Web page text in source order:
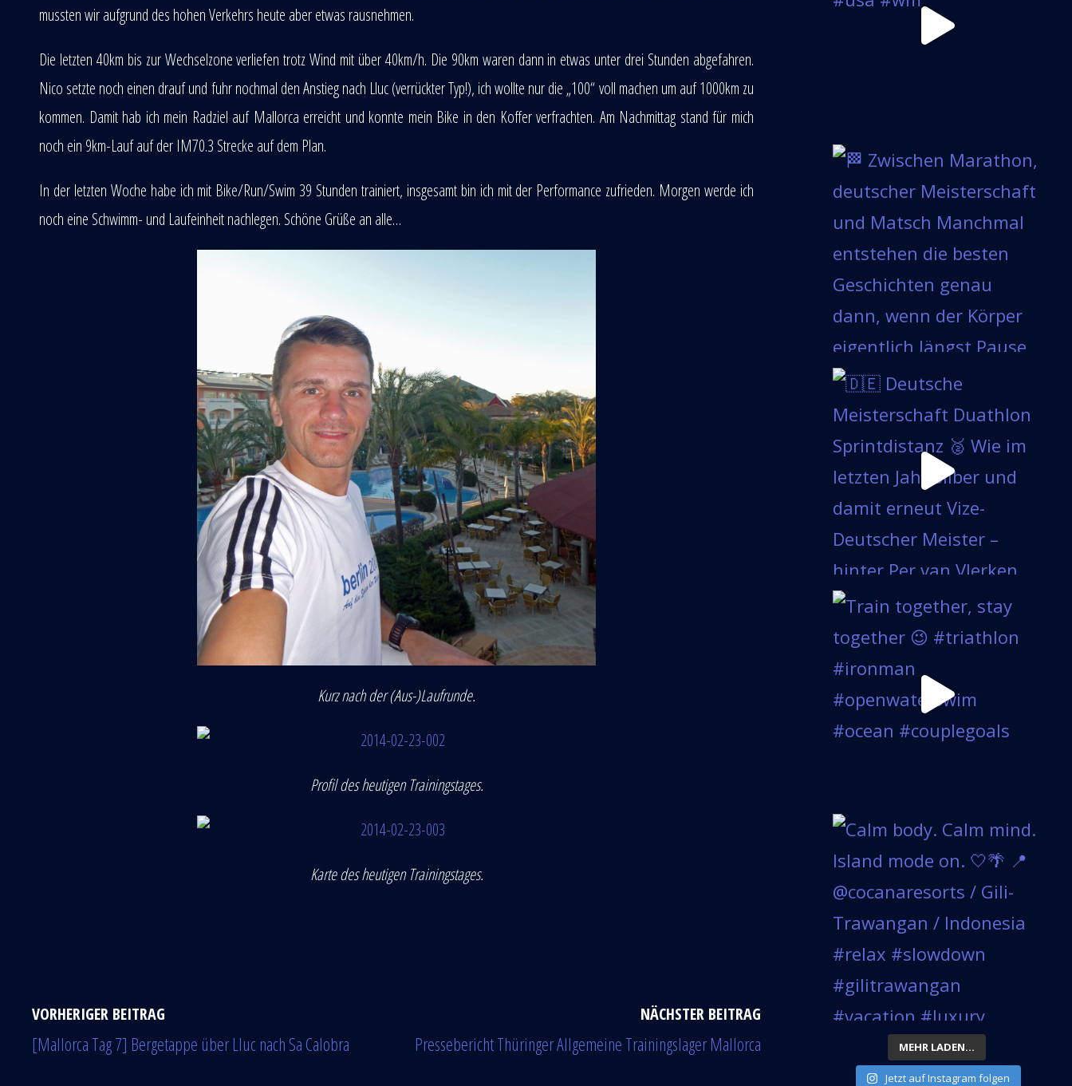
mussten wir aufgrund des hohen Verkehrs heute aber etwas rausnehmen.
Die letzten 40km bis zur Wechselzone verliefen trotz Wind mit über 40km/h. Die 90km waren dann in etwas unter drei Stunden abgefahren.
Nico setzte noch einen drauf und fuhr nochmal den Anstieg nach Lluc (verrückter Typ!), ich wollte nur die „100“ voll machen um auf 1000km zu
kommen. Damit hab ich mein Radziel auf Mallorca erreicht und konnte mein Bike in den Koffer verfrachten. Am Nachmittag stand für mich
noch ein 9km-Lauf auf der IM70.3 Strecke auf dem Plan.
In der letzten Woche habe ich mit Bike/Run/Swim 39 Stunden trainiert, insgesamt bin ich mit der Performance zufrieden. Morgen werde ich
noch eine Schwimm- und Laufeinheit nachlegen. Schöne Grüße an alle…
Kurz nach der (Aus-)Laufrunde.
Profil des heutigen Trainingstages.
Karte des heutigen Trainingstages.
VORHERIGER BEITRAG
[Mallorca Tag 7] Bergetappe über Lluc nach Sa Calobra
NÄCHSTER BEITRAG
Pressebericht Thüringer Allgemeine Trainingslager Mallorca MEHR LADEN...
Jetzt auf Instagram folgen